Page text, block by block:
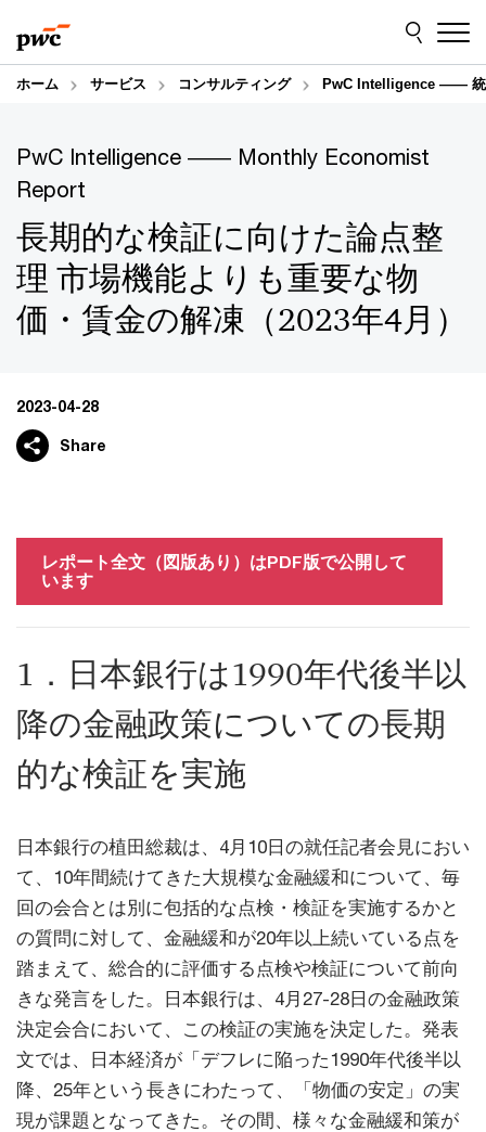
to
content
to
footer
ホーム サービス コンサルティング PwC Intelligence ―― 統
PwC Intelligence ―― Monthly Economist
Report
長期的な検証に向けた論点整
理 市場機能よりも重要な物
価・賃金の解凍（2023年4月）
2023-04-28
Share
レポート全文（図版あり）はPDF版で公開して
います
1．日本銀行は1990年代後半以
降の金融政策についての長期
的な検証を実施
日本銀行の植田総裁は、4月10日の就任記者会見におい
て、10年間続けてきた大規模な金融緩和について、毎
回の会合とは別に包括的な点検・検証を実施するかと
の質問に対して、金融緩和が20年以上続いている点を
踏まえて、総合的に評価する点検や検証について前向
きな発言をした。日本銀行は、4月27-28日の金融政策
決定会合において、この検証の実施を決定した。発表
文では、日本経済が「デフレに陥った1990年代後半以
降、25年という長きにわたって、「物価の安定」の実
現が課題となってきた。その間、様々な金融緩和策が